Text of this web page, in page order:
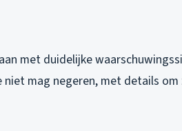
met duidelijke
mag negeren, met details om